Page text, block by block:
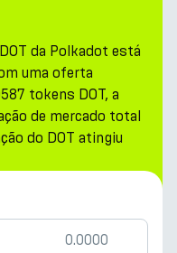
da Polkadot está
uma oferta
tokens DOT, a
de mercado total
do DOT atingiu